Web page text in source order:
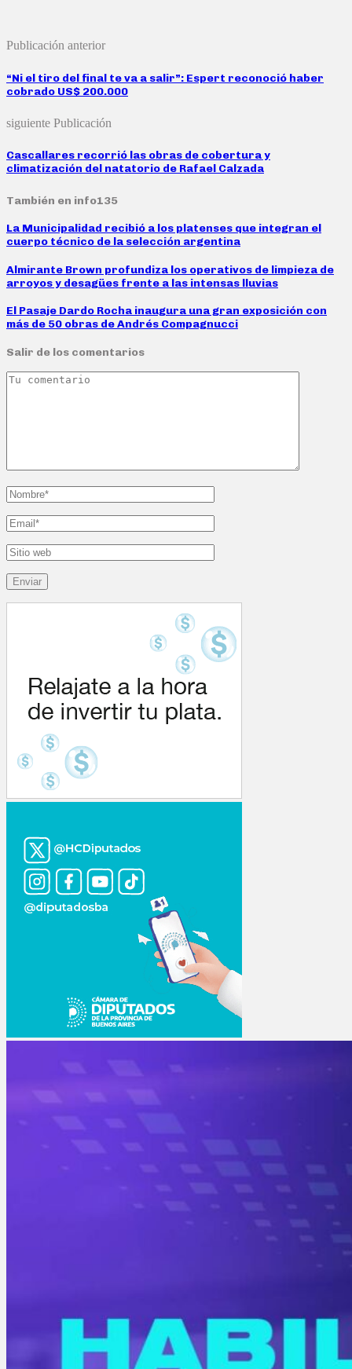
Publicación anterior
“Ni el tiro del final te va a salir”: Espert reconoció haber
cobrado US$ 200.000
siguiente Publicación
Cascallares recorrió las obras de cobertura y
climatización del natatorio de Rafael Calzada
También en info135
La Municipalidad recibió a los platenses que integran el
cuerpo técnico de la selección argentina
Almirante Brown profundiza los operativos de limpieza de
arroyos y desagües frente a las intensas lluvias
El Pasaje Dardo Rocha inaugura una gran exposición con
más de 50 obras de Andrés Compagnucci
Salir de los comentarios